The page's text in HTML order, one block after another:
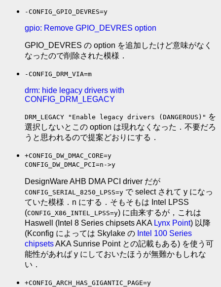
-CONFIG_GPIO_DEVRES=y
gpio: Remove GPIO_DEVRES option
GPIO_DEVRES の option を追加したけど意味がなく
なったので削除された模様．
-CONFIG_DRM_VIA=m
drm: hide legacy drivers with
CONFIG_DRM_LEGACY
DRM_LEGACY "Enable legacy drivers (DANGEROUS)" を
選択しないとこの option は現れなくなった．不要だろ
うと思われるので提案どおりにする．
+CONFIG_DW_DMAC_CORE=y
CONFIG_DW_DMAC_PCI=n->y
DesignWare AHB DMA PCI driver だが
CONFIG_SERIAL_8250_LPSS=y で select されて y になっ
ていた模様．n にする．そもそもは Intel LPSS
(CONFIG_X86_INTEL_LPSS=y) に由来するが，これは
Haswell (Intel 8 Series chipsets AKA Lynx Point) 以降
(Kconfig によっては Skylake の Intel 100 Series
chipsetsAKA Sunrise Point との記載もある) を使う可
能性があれば y にしておいたほうが無難かもしれな
い．
+CONFIG_ARCH_HAS_GIGANTIC_PAGE=y